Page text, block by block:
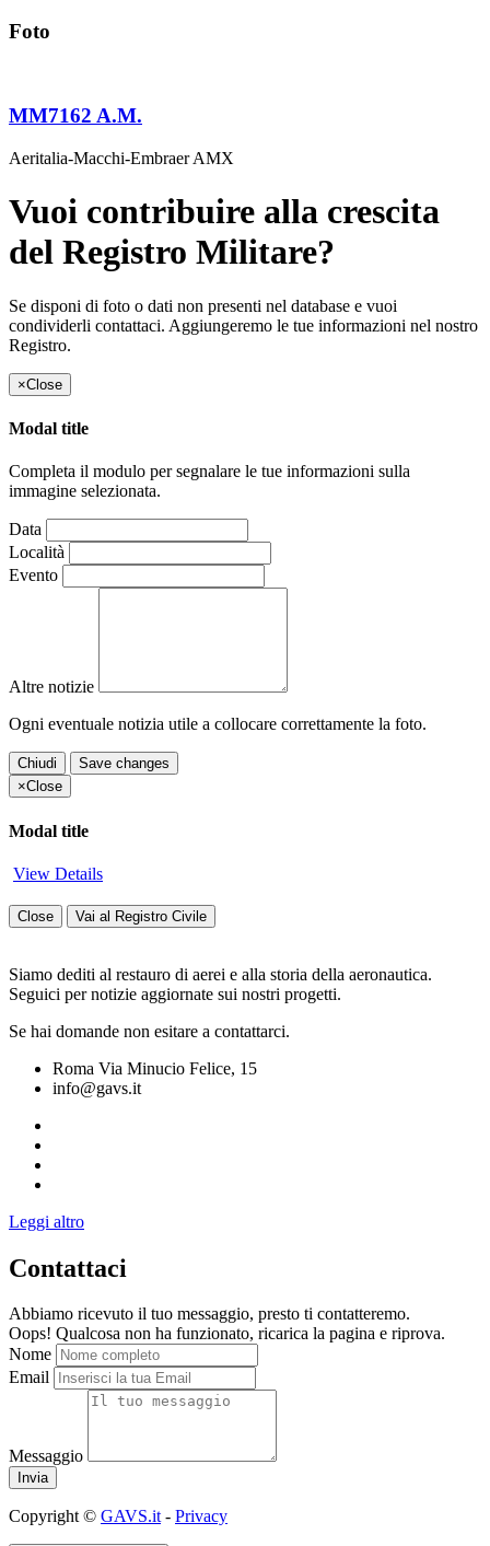
Foto
MM7162 A.M.
Aeritalia-Macchi-Embraer AMX
Vuoi contribuire alla crescita
del Registro Militare?
Se disponi di foto o dati non presenti nel database e vuoi
condividerli contattaci. Aggiungeremo le tue informazioni nel nostro
Registro.
×Close
Modal title
Completa il modulo per segnalare le tue informazioni sulla
immagine selezionata.
Data
Località
Evento
Altre notizie
Ogni eventuale notizia utile a collocare correttamente la foto.
Chiudi
Save changes
×Close
Modal title
View Details
Close Vai al Registro Civile
Siamo dediti al restauro di aerei e alla storia della aeronautica.
Seguici per notizie aggiornate sui nostri progetti.
Se hai domande non esitare a contattarci.
Roma Via Minucio Felice, 15
info@gavs.it
Leggi altro
Contattaci
Abbiamo ricevuto il tuo messaggio, presto ti contatteremo.
Oops! Qualcosa non ha funzionato, ricarica la pagina e riprova.
Nome
Email
Messaggio
Copyright © GAVS.it- Privacy